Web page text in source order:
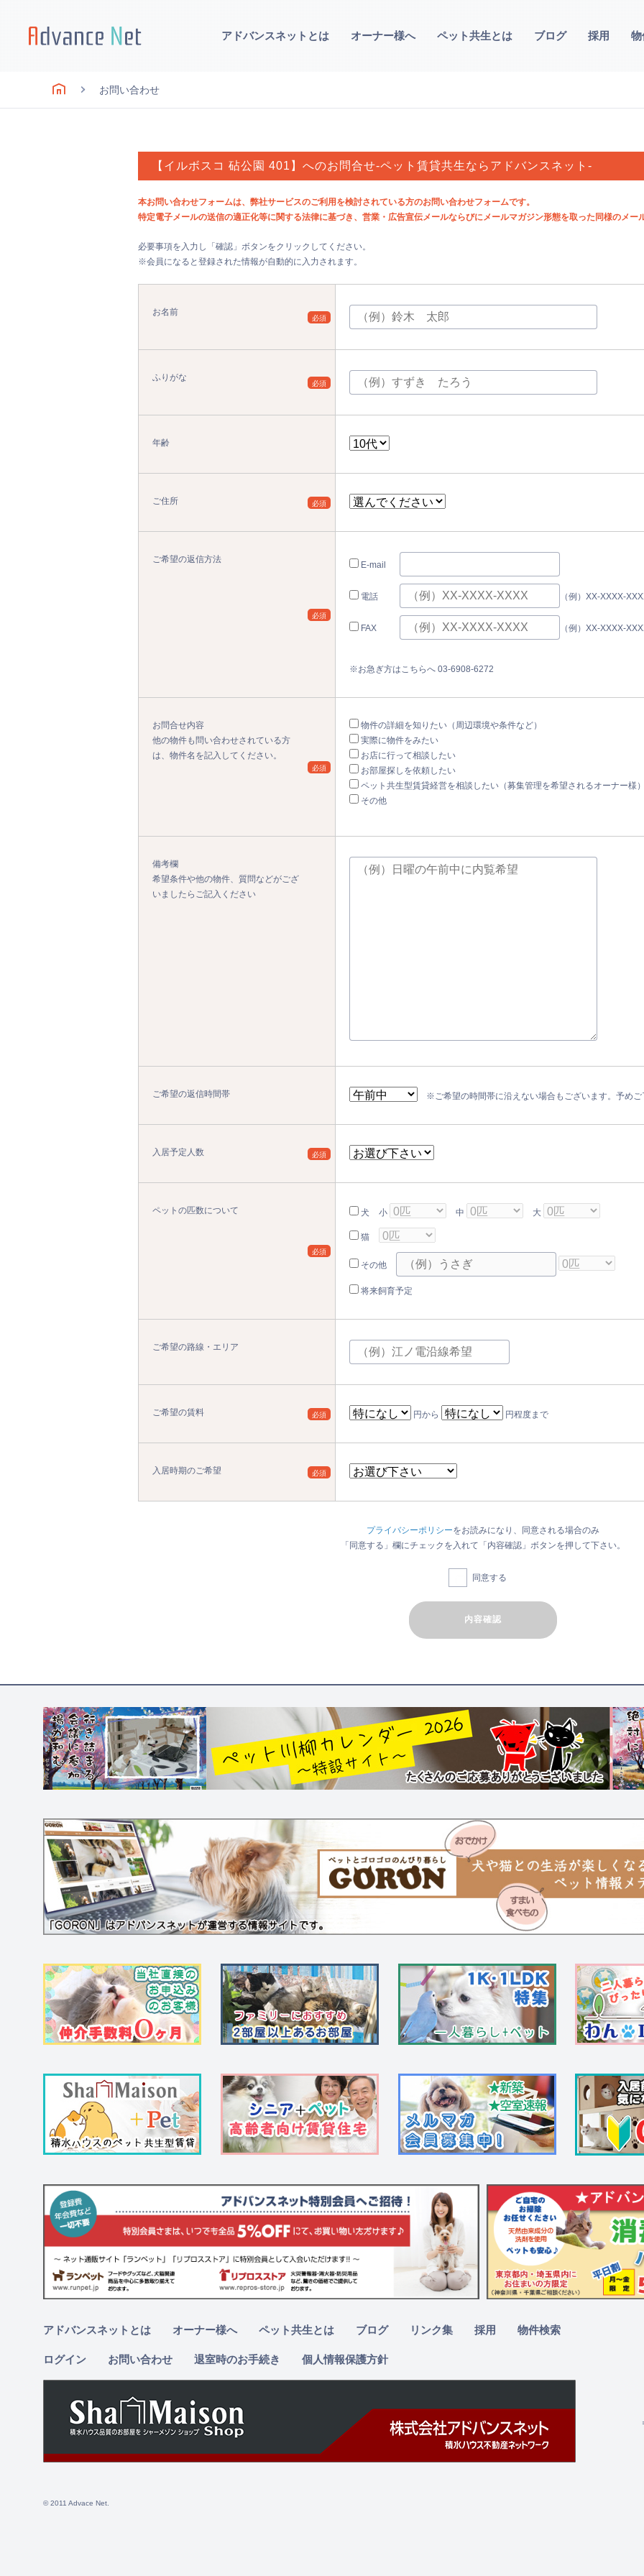
アドバンスネットとは オーナー様へ ペット共生とは ブログ 採用 物
お問い合わせ
【イルボスコ 砧公園 401】へのお問合せ-ペット賃貸共生ならアドバンスネット-
本お問い合わせフォームは、弊社サービスのご利用を検討されている方のお問い合わせフォームです。
特定電子メールの送信の適正化等に関する法律に基づき、営業・広告宣伝メールならびにメールマガジン形態を取った同様のメー
必要事項を入力し「確認」ボタンをクリックしてください。
※会員になると登録された情報が自動的に入力されます。
お名前
必須
ふりがな
必須
年齢
ご住所 必須
ご希望の返信方法
必須
E-mail
電話 （例）XX-XXXX-
FAX （例）XX-XXXX-
※お急ぎ方はこちらへ 03-6908-6272
お問合せ内容
必須
他の物件も問い合わせされている方
は、物件名を記入してください。
物件の詳細を知りたい（周辺環境や条件など）
実際に物件をみたい
お店に行って相談したい
お部屋探しを依頼したい
ペット共生型賃貸経営を相談したい（募集管理を希望されるオーナー様
その他
備考欄
希望条件や他の物件、質問などがござ
いましたらご記入ください
ご希望の返信時間帯 ※ご希望の時間帯に沿えない場合もございます。予めご
入居予定人数 必須
ペットの匹数について
必須
犬 小 中 大
猫
その他
将来飼育予定
ご希望の路線・エリア
ご希望の賃料 必須 円から 円程度まで
入居時期のご希望 必須
プライバシーポリシーをお読みになり、同意される場合のみ
「同意する」欄にチェックを入れて「内容確認」ボタンを押して下さい。
同意する
アドバンスネットとは オーナー様へ ペット共生とは ブログ リンク集 採用 物件検索
ログイン お問い合わせ 退室時のお手続き 個人情報保護方針
© 2011 Advace Net.